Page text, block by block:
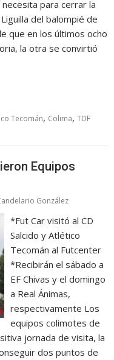
para cerrar la
del balompié de
que en los últimos ocho
la otra se convirtió
Tecomán, Colima,TDF
Equipos
González
*Fut Car visitó al CD
Salcido y Atlético
Tecomán al Futcenter
*Recibirán el sábado a
EF Chivas y el domingo
a Real Ánimas,
respectivamente Los
equipos colimotes de
jornada de visita, la
dos puntos de